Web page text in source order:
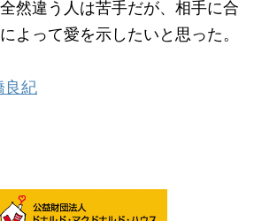
然違う人は苦手だが、相手に合
よって愛を示したいと思った。
良紀